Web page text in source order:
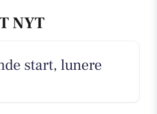
NYT
start, lunere